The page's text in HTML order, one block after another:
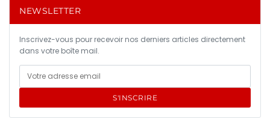
NEWSLETTER
Inscrivez-vous pour recevoir nos derniers articles directement
dans votre boîte mail.
S'INSCRIRE